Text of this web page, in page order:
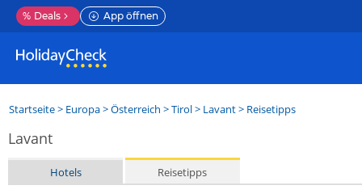
% Deals App öffnen
Startseite> Europa>Österreich >Tirol> Lavant> Reisetipps
Lavant
Hotels Reisetipps